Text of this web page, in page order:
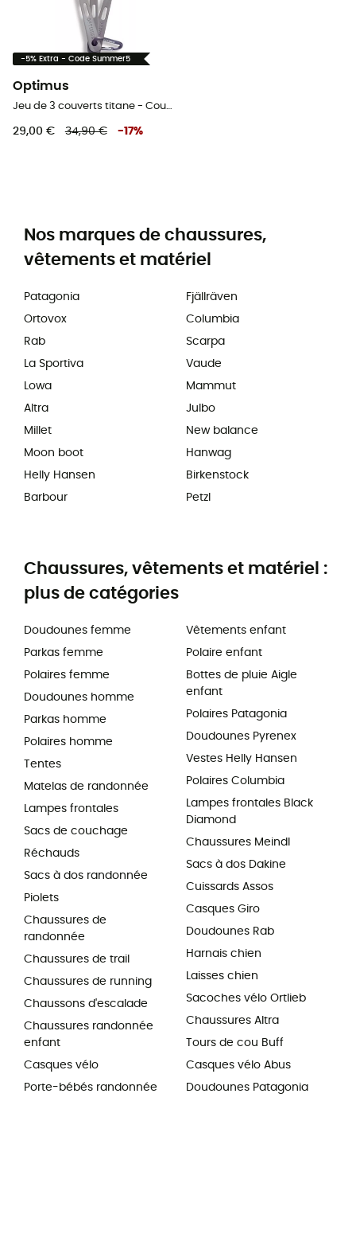
-5% Extra - Code Summer5
Optimus
Jeu de 3 couverts titane - Couverts
29,00 € 34,90 € -17%
Nos marques de chaussures,
vêtements et matériel
Patagonia
Ortovox
Rab
La Sportiva
Lowa
Altra
Millet
Moon boot
Helly Hansen
Barbour
Fjällräven
Columbia
Scarpa
Vaude
Mammut
Julbo
New balance
Hanwag
Birkenstock
Petzl
Chaussures, vêtements et matériel :
plus de catégories
Doudounes femme
Parkas femme
Polaires femme
Doudounes homme
Parkas homme
Polaires homme
Tentes
Matelas de randonnée
Lampes frontales
Sacs de couchage
Réchauds
Sacs à dos randonnée
Piolets
Chaussures de
randonnée
Chaussures de trail
Chaussures de running
Chaussons d'escalade
Chaussures randonnée
enfant
Casques vélo
Porte-bébés randonnée
Vêtements enfant
Polaire enfant
Bottes de pluie Aigle
enfant
Polaires Patagonia
Doudounes Pyrenex
Vestes Helly Hansen
Polaires Columbia
Lampes frontales Black
Diamond
Chaussures Meindl
Sacs à dos Dakine
Cuissards Assos
Casques Giro
Doudounes Rab
Harnais chien
Laisses chien
Sacoches vélo Ortlieb
Chaussures Altra
Tours de cou Buff
Casques vélo Abus
Doudounes Patagonia